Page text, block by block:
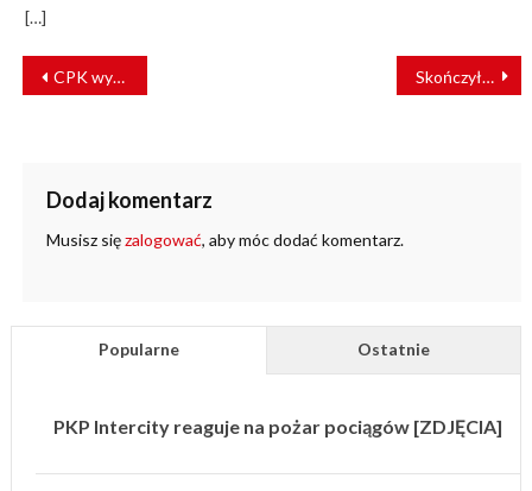
[…]
NAWIGACJA
WPISU
CPK wybrał wykonawcę tunelu KDP w Łodzi Skończył 100 lat i… poprowadził Konstala 105Na
Dodaj komentarz
Musisz sięzalogować, aby móc dodać komentarz.
Popularne Ostatnie
PKP Intercity reaguje na pożar pociągów [ZDJĘCIA]